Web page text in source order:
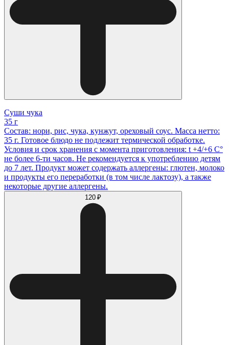
Суши чука
35 г
Состав: нори, рис, чука, кунжут, ореховый соус. Масса нетто:
35 г. Готовое блюдо не подлежит термической обработке.
Условия и срок хранения с момента приготовления: t +4/+6 С°
не более 6-ти часов. Не рекомендуется к употреблению детям
до 7 лет. Продукт может содержать аллергены: глютен, молоко
и продукты его переработки (в том числе лактозу), а также
некоторые другие аллергены.
120 ₽